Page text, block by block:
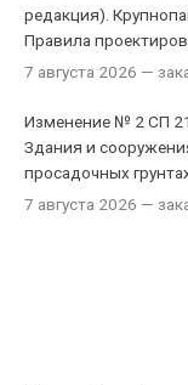
редакция).
Правила
7 августа 2026 —
Изменение № 2 СП
Здания и
просадочных
7 августа 2026 —